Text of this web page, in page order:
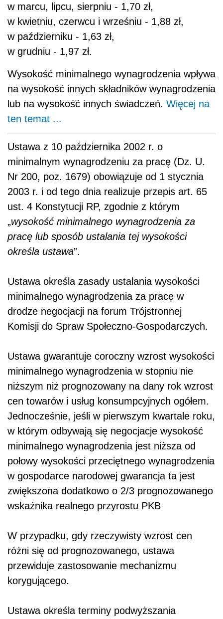
w marcu, lipcu, sierpniu - 1,70 zł,
w kwietniu, czerwcu i wrześniu - 1,88 zł,
w październiku - 1,63 zł,
w grudniu - 1,97 zł.
Wysokość minimalnego wynagrodzenia wpływa
na wysokość innych składników wynagrodzenia
lub na wysokość innych świadczeń. Więcej na
ten temat ...
Ustawa z 10 października 2002 r. o
minimalnym wynagrodzeniu za pracę (Dz. U.
Nr 200, poz. 1679) obowiązuje od 1 stycznia
2003 r. i od tego dnia realizuje przepis art. 65
ust. 4 Konstytucji RP, zgodnie z którym
„wysokość minimalnego wynagrodzenia za
pracę lub sposób ustalania tej wysokości
określa ustawa”.
Ustawa określa zasady ustalania wysokości
minimalnego wynagrodzenia za pracę w
drodze negocjacji na forum Trójstronnej
Komisji do Spraw Społeczno-Gospodarczych.
Ustawa gwarantuje coroczny wzrost wysokości
minimalnego wynagrodzenia w stopniu nie
niższym niż prognozowany na dany rok wzrost
cen towarów i usług konsumpcyjnych ogółem.
Jednocześnie, jeśli w pierwszym kwartale roku,
w którym odbywają się negocjacje wysokość
minimalnego wynagrodzenia jest niższa od
połowy wysokości przeciętnego wynagrodzenia
w gospodarce narodowej gwarancja ta jest
zwiększona dodatkowo o 2/3 prognozowanego
wskaźnika realnego przyrostu PKB
W przypadku, gdy rzeczywisty wzrost cen
różni się od prognozowanego, ustawa
przewiduje zastosowanie mechanizmu
korygującego.
Ustawa określa terminy podwyższania